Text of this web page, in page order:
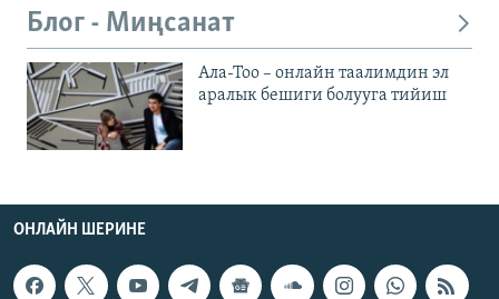
Блог - Миңсанат
Ала-Тоо – онлайн таалимдин эл
аралык бешиги болууга тийиш
ОНЛАЙН ШЕРИНЕ